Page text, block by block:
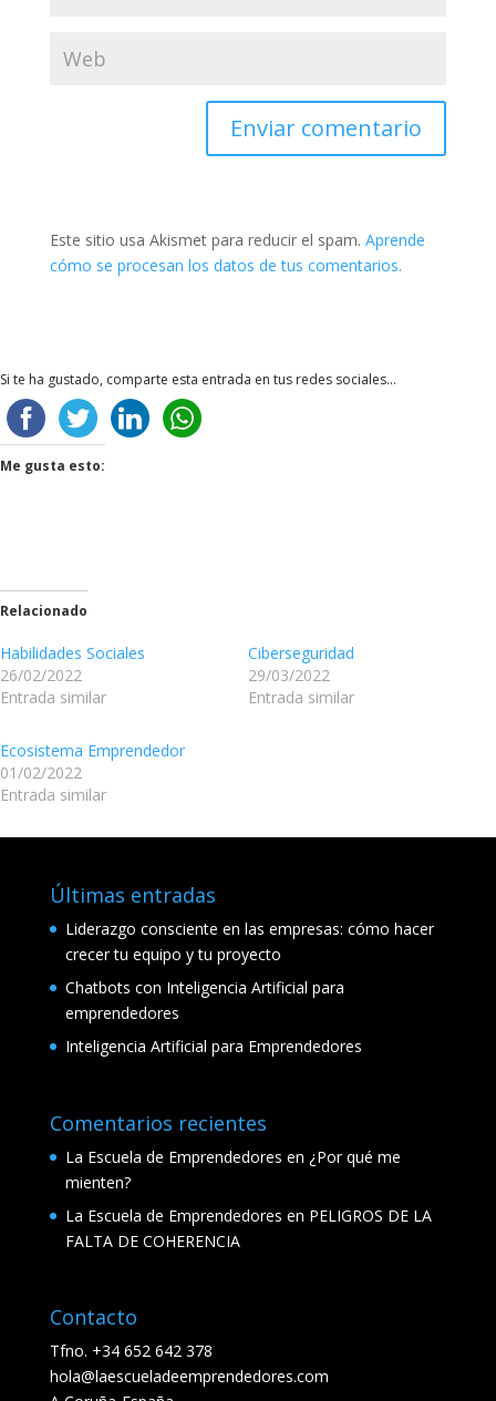
Enviar comentario
Este sitio usa Akismet para reducir el spam. Aprende
cómo se procesan los datos de tus comentarios.
Si te ha gustado, comparte esta entrada en tus redes sociales...
Me gusta esto:
Relacionado
Habilidades Sociales
26/02/2022
Entrada similar
Ciberseguridad
29/03/2022
Entrada similar
Ecosistema Emprendedor
01/02/2022
Entrada similar
Últimas entradas
Liderazgo consciente en las empresas: cómo hacer
crecer tu equipo y tu proyecto
Chatbots con Inteligencia Artificial para
emprendedores
Inteligencia Artificial para Emprendedores
Comentarios recientes
La Escuela de Emprendedores en ¿Por qué me
mienten?
La Escuela de Emprendedores en PELIGROS DE LA
FALTA DE COHERENCIA
Contacto
Tfno. +34 652 642 378
hola@laescueladeemprendedores.com